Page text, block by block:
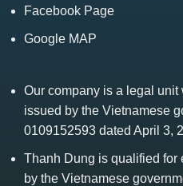
Facebook Page
Google MAP
Our company is a legal
issued by the Vietnamese
0109152593 dated April 3,
Thanh Dung is qualified for
by the Vietnamese